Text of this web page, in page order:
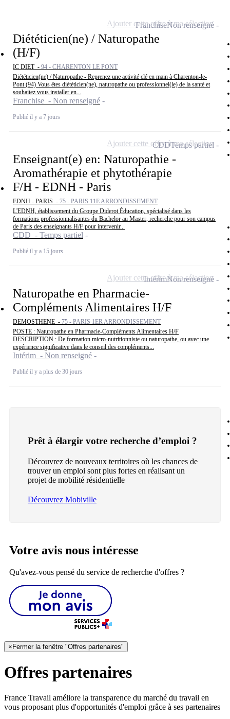
Diététicien(ne) / Naturopathe
(H/F)
IC DIET - 94 - CHARENTON LE PONT
Diététicien(ne) / Naturopathe - Reprenez une activité clé en main à Charenton-le-
Pont (94) Vous êtes diététicien(ne), naturopathe ou professionnel(le) de la santé et
souhaitez vous installer en...
Franchise - Non renseigné
Publié il y a 7 jours
FranchiseNon renseigné
Ajouter cette offre à ma sélection
Enseignant(e) en: Naturopathie -
Aromathérapie et phytothérapie
F/H - EDNH - Paris
EDNH - PARIS - 75 - PARIS 11E ARRONDISSEMENT
L'EDNH, établissement du Groupe Diderot Éducation, spécialisé dans les
formations professionnalisantes du Bachelor au Master, recherche pour son campus
de Paris des enseignants H/F pour intervenir...
CDD - Temps partiel
Publié il y a 15 jours
CDDTemps partiel
Ajouter cette offre à ma sélection
Naturopathe en Pharmacie-
Compléments Alimentaires H/F
DEMOSTHENE - 75 - PARIS 1ER ARRONDISSEMENT
POSTE : Naturopathe en Pharmacie-Compléments Alimentaires H/F
DESCRIPTION : De formation micro-nutritionniste ou naturopathe, ou avec une
expérience significative dans le conseil des compléments...
Intérim - Non renseigné
Publié il y a plus de 30 jours
IntérimNon renseigné
Ajouter cette offre à ma sélection
Prêt à élargir votre recherche d’emploi ?
Découvrez de nouveaux territoires où les chances de
trouver un emploi sont plus fortes en réalisant un
projet de mobilité résidentielle
Découvrez Mobiville
Votre avis nous intéresse
Qu'avez-vous pensé du service de recherche d'offres ?
× Fermer la fenêtre "Offres partenaires"
Offres partenaires
France Travail améliore la transparence du marché du travail en
vous proposant plus d'opportunités d'emploi grâce à ses partenaires